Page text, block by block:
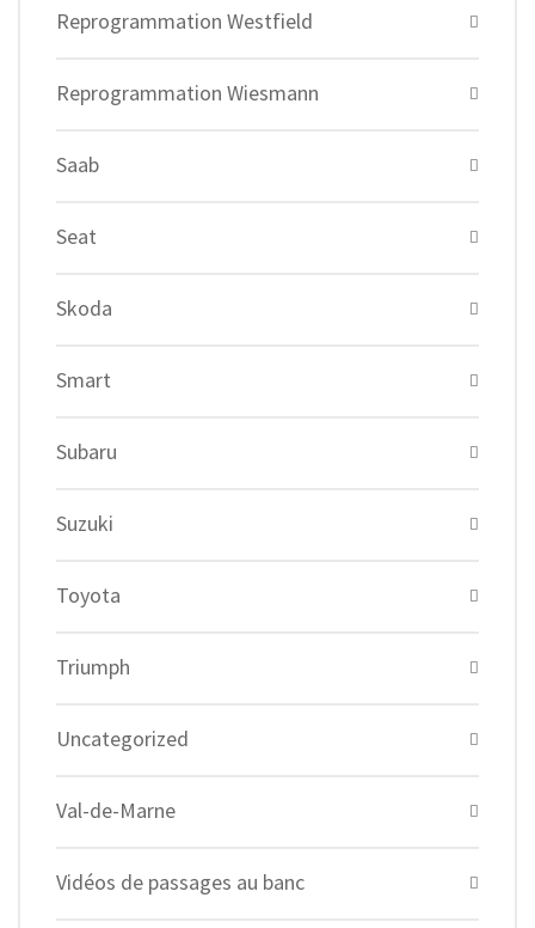
Reprogrammation Westfield
Reprogrammation Wiesmann
Saab
Seat
Skoda
Smart
Subaru
Suzuki
Toyota
Triumph
Uncategorized
Val-de-Marne
Vidéos de passages au banc